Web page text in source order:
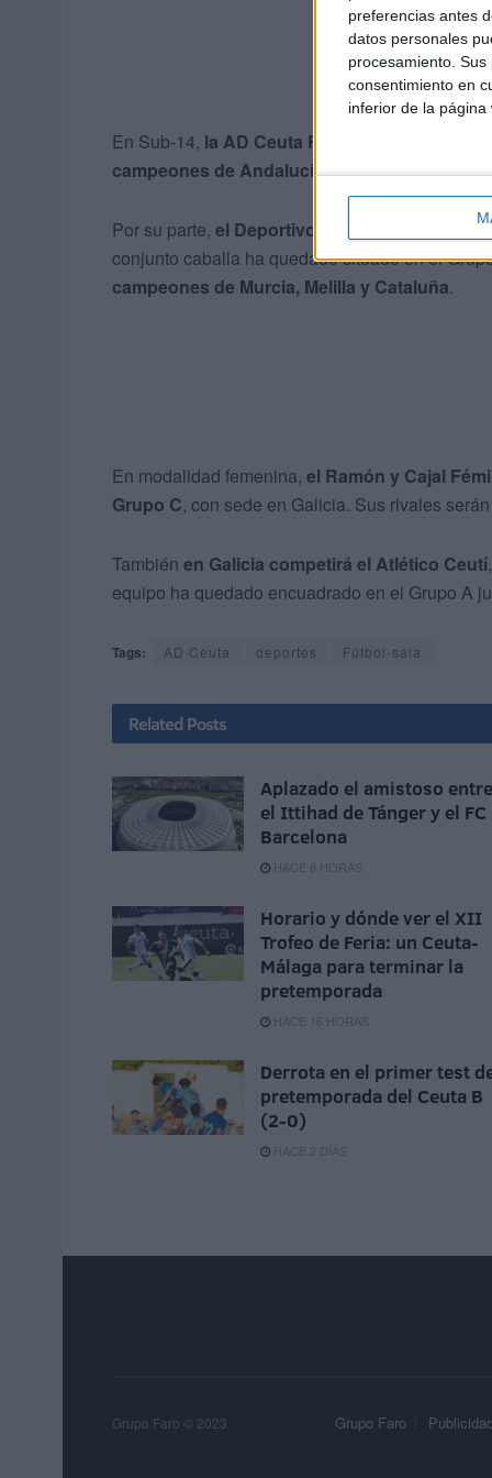
preferencias antes
datos personales
procesamiento.
consentimiento en
inferior de la página
En Sub-14, la AD Ceuta FC
campeones de Andalucía, Castilla-La
Por su parte, el Deportivo Ceutí
será el
conjunto caballa ha quedado situado en el
campeones de Murcia, Melilla y Cataluña.
En modalidad femenina, el Ramón y Cajal
Grupo C, con sede en Galicia. Sus rivales
También en Galicia competirá el Atlético Ceutí
equipo ha quedado encuadrado en el Grupo A
Tags: AD Ceuta deportes Fútbol-sala
Related Posts
Aplazado el amistoso entre
el Ittihad de Tánger y el FC
Barcelona
HACE 8 HORAS
Horario y dónde ver el XII
Trofeo de Feria: un Ceuta-
Málaga para terminar la
pretemporada
HACE 16 HORAS
Derrota en el primer test
pretemporada del Ceuta B
(2-0)
HACE 2 DÍAS
Grupo Faro Publicidad
Grupo Faro © 2023